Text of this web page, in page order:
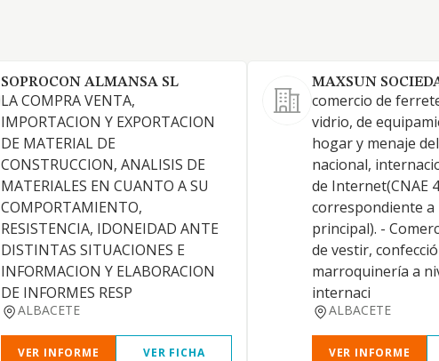
SOPROCON ALMANSA SL
LA COMPRA VENTA,
IMPORTACION Y EXPORTACION
DE MATERIAL DE
CONSTRUCCION, ANALISIS DE
MATERIALES EN CUANTO A SU
COMPORTAMIENTO,
RESISTENCIA, IDONEIDAD ANTE
DISTINTAS SITUACIONES E
INFORMACION Y ELABORACION
DE INFORMES RESP
ALBACETE
VER INFORME VER FICHA
MAXSUN
comercio de
vidrio, de
hogar y menaje
nacional,
de Internet(CNAE
correspondiente a
principal). -
de vestir,
marroquinería a
internaci
ALBACETE
VER INFORME